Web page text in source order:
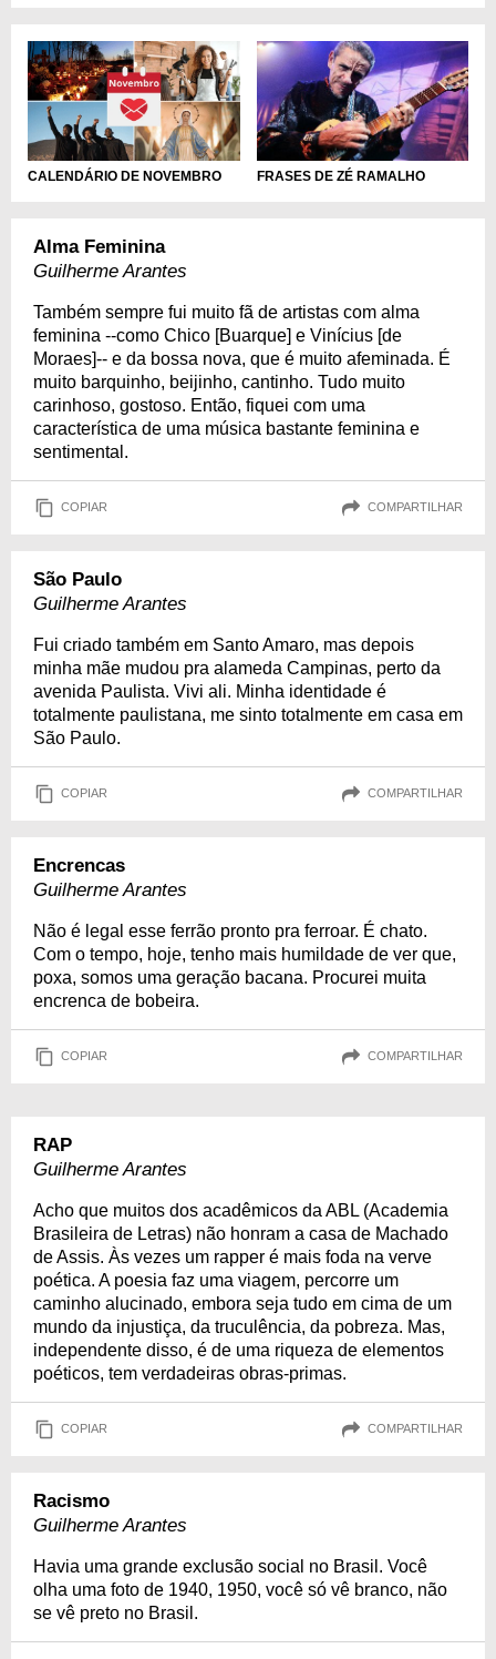
CALENDÁRIO DE NOVEMBRO FRASES DE ZÉ RAMALHO
Alma Feminina
Guilherme Arantes
Também sempre fui muito fã de artistas com alma
feminina --como Chico [Buarque] e Vinícius [de
Moraes]-- e da bossa nova, que é muito afeminada. É
muito barquinho, beijinho, cantinho. Tudo muito
carinhoso, gostoso. Então, fiquei com uma
característica de uma música bastante feminina e
sentimental.
COPIAR COMPARTILHAR
São Paulo
Guilherme Arantes
Fui criado também em Santo Amaro, mas depois
minha mãe mudou pra alameda Campinas, perto da
avenida Paulista. Vivi ali. Minha identidade é
totalmente paulistana, me sinto totalmente em casa em
São Paulo.
COPIAR COMPARTILHAR
Encrencas
Guilherme Arantes
Não é legal esse ferrão pronto pra ferroar. É chato.
Com o tempo, hoje, tenho mais humildade de ver que,
poxa, somos uma geração bacana. Procurei muita
encrenca de bobeira.
COPIAR COMPARTILHAR
RAP
Guilherme Arantes
Acho que muitos dos acadêmicos da ABL (Academia
Brasileira de Letras) não honram a casa de Machado
de Assis. Às vezes um rapper é mais foda na verve
poética. A poesia faz uma viagem, percorre um
caminho alucinado, embora seja tudo em cima de um
mundo da injustiça, da truculência, da pobreza. Mas,
independente disso, é de uma riqueza de elementos
poéticos, tem verdadeiras obras-primas.
COPIAR COMPARTILHAR
Racismo
Guilherme Arantes
Havia uma grande exclusão social no Brasil. Você
olha uma foto de 1940, 1950, você só vê branco, não
se vê preto no Brasil.